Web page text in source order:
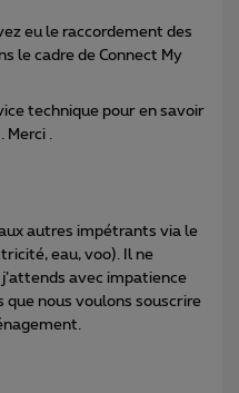
eu le raccordement des
le cadre de Connect My
technique pour en savoir
.
autres impétrants via le
eau, voo). Il ne
avec impatience
que nous voulons souscrire